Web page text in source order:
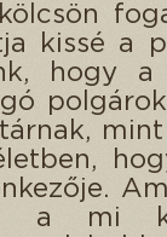
kissé a
hogy a
a mi